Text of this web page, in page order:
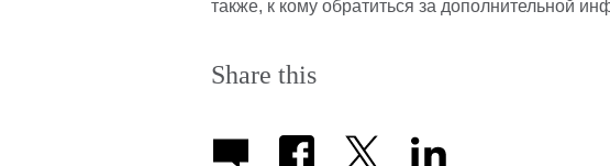
также, к кому обратиться за дополнительной
Share this